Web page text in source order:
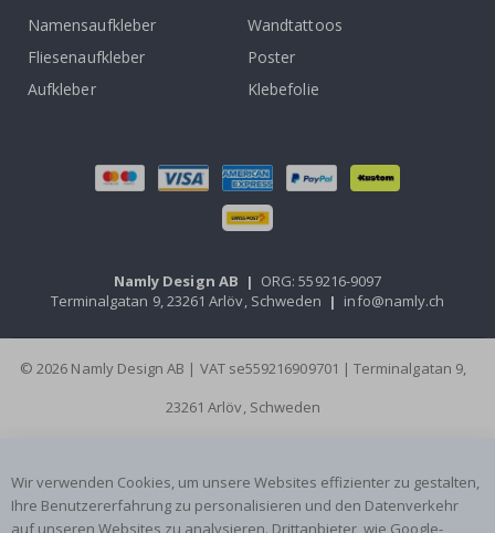
Namensaufkleber
Wandtattoos
Fliesenaufkleber
Poster
Aufkleber
Klebefolie
Namly Design AB | ORG: 559216-9097
Terminalgatan 9, 23261 Arlöv, Schweden | info@namly.ch
© 2026 Namly Design AB | VAT se559216909701 | Terminalgatan 9,
23261 Arlöv, Schweden
Wir verwenden Cookies, um unsere Websites effizienter zu gestalten,
Ihre Benutzererfahrung zu personalisieren und den Datenverkehr
auf unseren Websites zu analysieren. Drittanbieter, wie Google-